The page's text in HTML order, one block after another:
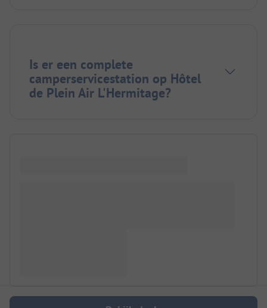
Is er een complete
camperservicestation op Hôtel
de Plein Air L'Hermitage?